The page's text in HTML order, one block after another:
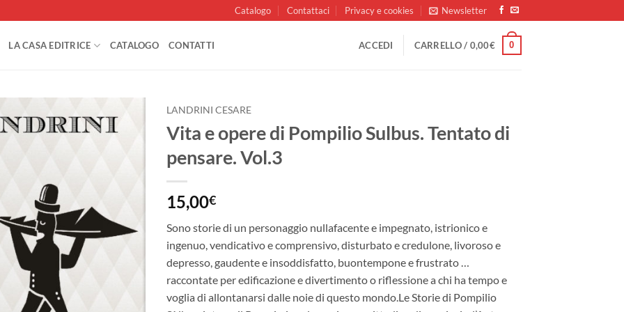
Catalogo Contattaci Privacy e cookies Newsletter
LA CASA EDITRICE CATALOGO CONTATTI ACCEDI CARRELLO / 0,00€ 0
LANDRINI CESARE
Vita e opere di Pompilio Sulbus. Tentato di
pensare. Vol.3
15,00€
Sono storie di un personaggio nullafacente e impegnato, istrionico e
ingenuo, vendicativo e comprensivo, disturbato e credulone, livoroso e
depresso, gaudente e insoddisfatto, buontempone e frustrato …
raccontate per edificazione e divertimento o riflessione a chi ha tempo e
voglia di allontanarsi dalle noie di questo mondo.Le Storie di Pompilio